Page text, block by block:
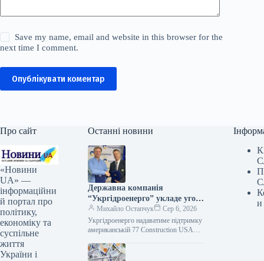
Save my name, email and website in this browser for the
next time I comment.
Опублікувати коментар
Про сайт
«Новини
UA» —
інформаційни
й портал про
політику,
економіку та
суспільне
життя
України і
Останні новини
Державна компанія
“Укргідроенерго” укладе угоду
про співпрацю з
американським
підприємством 77
Михайло Остапчук
Сер 6, 2026
Укргідроенерго надаватиме підтримку
американській 77 Construction USA
ПрАТ "Укргідроенерго" та
американська компанія 77 Construction
и